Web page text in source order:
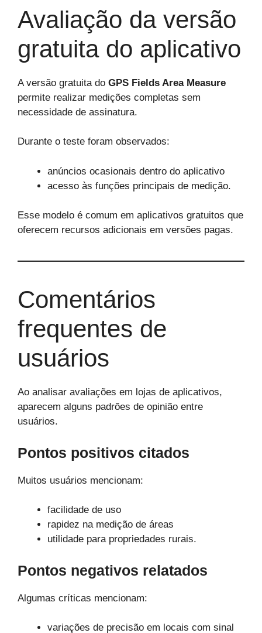
Avaliação da versão
gratuita do aplicativo
A versão gratuita do GPS Fields Area Measure
permite realizar medições completas sem
necessidade de assinatura.
Durante o teste foram observados:
anúncios ocasionais dentro do aplicativo
acesso às funções principais de medição.
Esse modelo é comum em aplicativos gratuitos que
oferecem recursos adicionais em versões pagas.
Comentários
frequentes de
usuários
Ao analisar avaliações em lojas de aplicativos,
aparecem alguns padrões de opinião entre
usuários.
Pontos positivos citados
Muitos usuários mencionam:
facilidade de uso
rapidez na medição de áreas
utilidade para propriedades rurais.
Pontos negativos relatados
Algumas críticas mencionam:
variações de precisão em locais com sinal